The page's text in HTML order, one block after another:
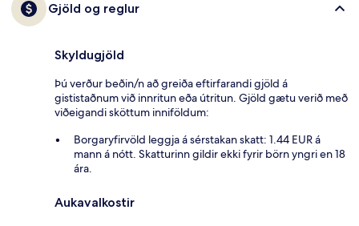
Gjöld og reglur
Skyldugjöld
Þú verður beðin/n að greiða eftirfarandi gjöld á
gististaðnum við innritun eða útritun. Gjöld gætu verið með
viðeigandi sköttum inniföldum:
Borgaryfirvöld leggja á sérstakan skatt: 1.44 EUR á
mann á nótt. Skatturinn gildir ekki fyrir börn yngri en 18
ára.
Aukavalkostir